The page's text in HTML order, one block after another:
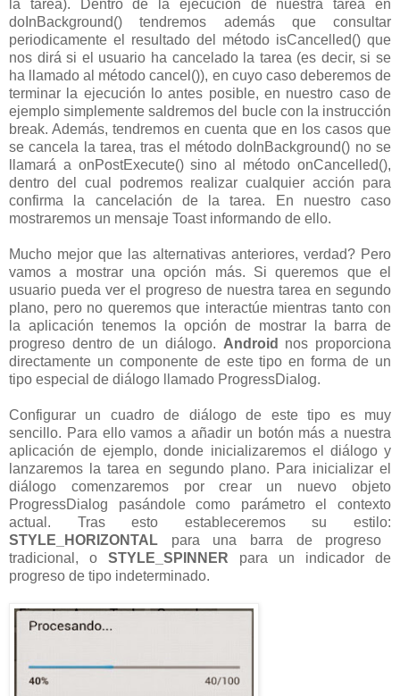
la tarea). Dentro de la ejecución de nuestra tarea en
doInBackground() tendremos además que consultar
periodicamente el resultado del método isCancelled() que
nos dirá si el usuario ha cancelado la tarea (es decir, si se
ha llamado al método cancel()), en cuyo caso deberemos de
terminar la ejecución lo antes posible, en nuestro caso de
ejemplo simplemente saldremos del bucle con la instrucción
break. Además, tendremos en cuenta que en los casos que
se cancela la tarea, tras el método doInBackground() no se
llamará a onPostExecute() sino al método onCancelled(),
dentro del cual podremos realizar cualquier acción para
confirma la cancelación de la tarea. En nuestro caso
mostraremos un mensaje Toast informando de ello.
Mucho mejor que las alternativas anteriores, verdad? Pero
vamos a mostrar una opción más. Si queremos que el
usuario pueda ver el progreso de nuestra tarea en segundo
plano, pero no queremos que interactúe mientras tanto con
la aplicación tenemos la opción de mostrar la barra de
progreso dentro de un diálogo. Android
nos proporciona
directamente un componente de este tipo en forma de un
tipo especial de diálogo llamado ProgressDialog.
Configurar un cuadro de diálogo de este tipo es muy
sencillo. Para ello vamos a añadir un botón más a nuestra
aplicación de ejemplo, donde inicializaremos el diálogo y
lanzaremos la tarea en segundo plano. Para inicializar el
diálogo comenzaremos por crear un nuevo objeto
ProgressDialog pasándole como parámetro el contexto
actual. Tras esto estableceremos su estilo:
STYLE_HORIZONTAL para una barra de progreso
tradicional, o STYLE_SPINNER para un indicador de
progreso de tipo indeterminado.